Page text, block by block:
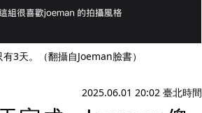
3天。（翻攝自Joeman臉書）
2025.06.01 20:02 臺北時間